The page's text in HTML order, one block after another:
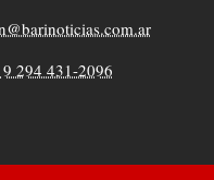
294 431-2096